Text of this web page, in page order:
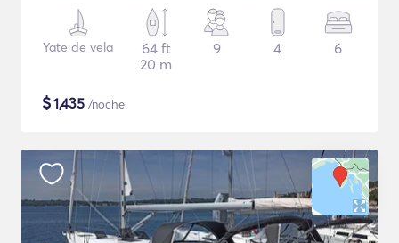
Yate de vela
64 ft
20 m
9 4 6
$1,435 /noche